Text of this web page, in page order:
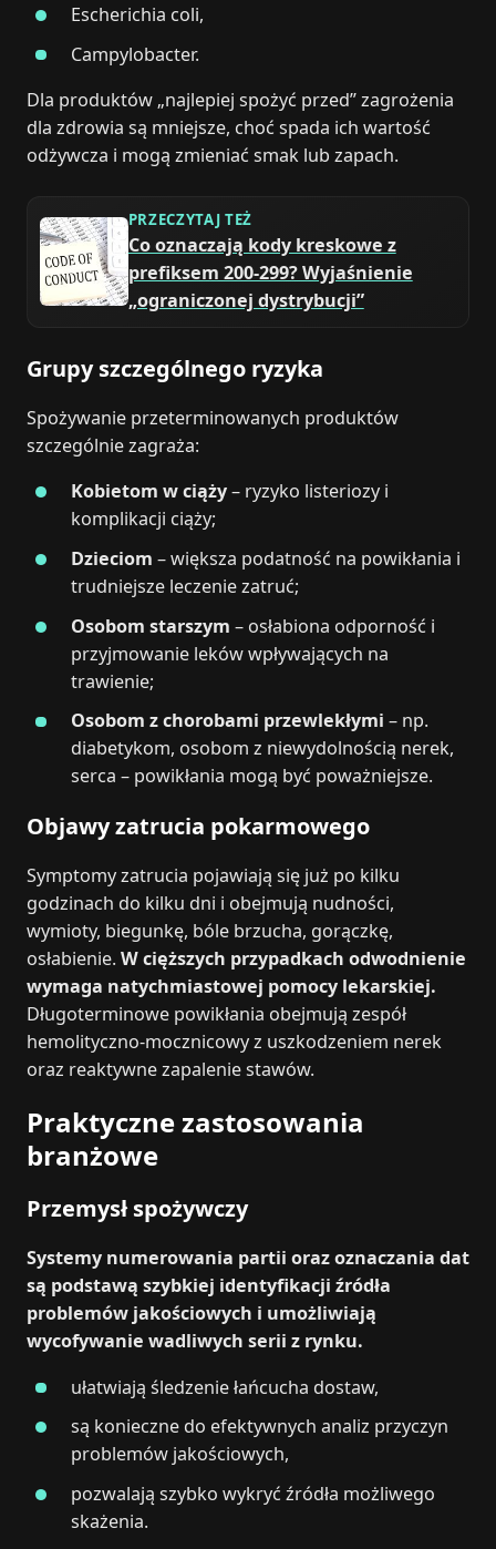
Escherichia coli,
Campylobacter.
Dla produktów „najlepiej spożyć przed” zagrożenia
dla zdrowia są mniejsze, choć spada ich wartość
odżywcza i mogą zmieniać smak lub zapach.
PRZECZYTAJ TEŻ
Co oznaczają kody kreskowe z
prefiksem 200-299? Wyjaśnienie
„ograniczonej dystrybucji”
Grupy szczególnego ryzyka
Spożywanie przeterminowanych produktów
szczególnie zagraża:
Kobietom w ciąży– ryzyko listeriozy i
komplikacji ciąży;
Dzieciom – większa podatność na powikłania i
trudniejsze leczenie zatruć;
Osobom starszym – osłabiona odporność i
przyjmowanie leków wpływających na
trawienie;
Osobom z chorobami przewlekłymi – np.
diabetykom, osobom z niewydolnością nerek,
serca – powikłania mogą być poważniejsze.
Objawy zatrucia pokarmowego
Symptomy zatrucia pojawiają się już po kilku
godzinach do kilku dni i obejmują nudności,
wymioty, biegunkę, bóle brzucha, gorączkę,
osłabienie. W cięższych przypadkach odwodnienie
wymaga natychmiastowej pomocy lekarskiej.
Długoterminowe powikłania obejmują zespół
hemolityczno-mocznicowy z uszkodzeniem nerek
oraz reaktywne zapalenie stawów.
Praktyczne zastosowania
branżowe
Przemysł spożywczy
Systemy numerowania partii oraz oznaczania dat
są podstawą szybkiej identyfikacji źródła
problemów jakościowych i umożliwiają
wycofywanie wadliwych serii z rynku.
ułatwiają śledzenie łańcucha dostaw,
są konieczne do efektywnych analiz przyczyn
problemów jakościowych,
pozwalają szybko wykryć źródła możliwego
skażenia.